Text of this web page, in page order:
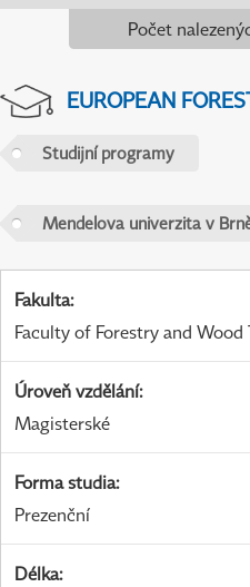
Počet
EUROPEAN
Studijní programy
Mendelova univerzita v
Fakulta:
Faculty of Forestry and Wood
Úroveň vzdělání:
Magisterské
Forma studia:
Prezenční
Délka: